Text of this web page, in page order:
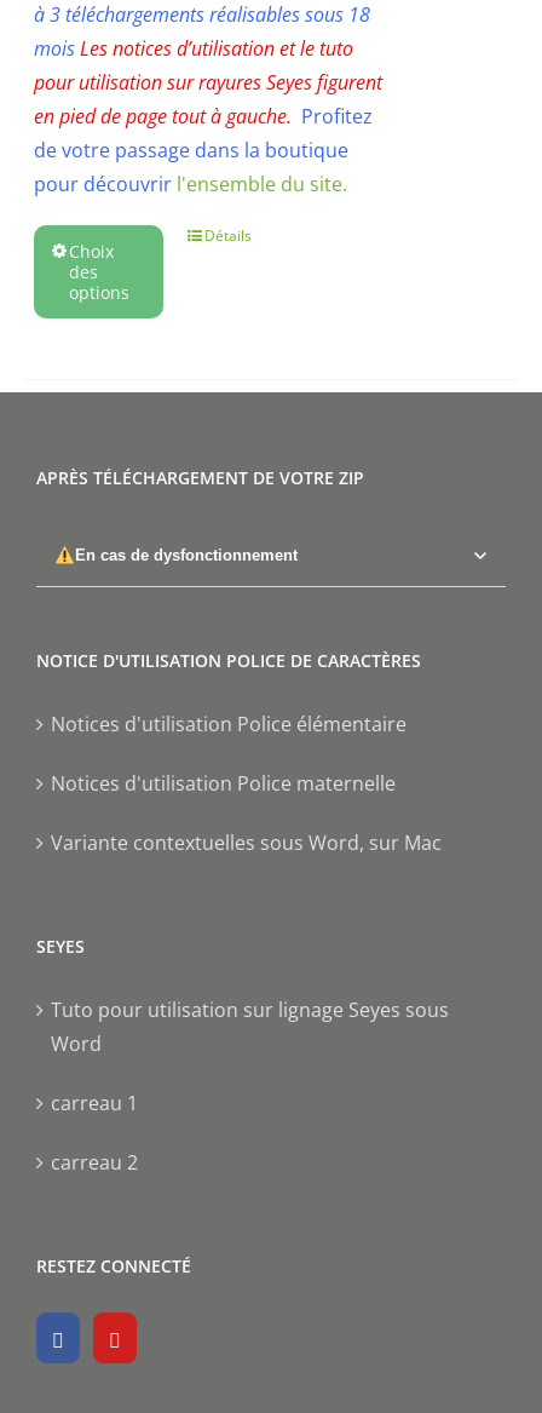
à 3 téléchargements réalisables sous 18
moisLes notices d’utilisation et le tuto
pour utilisation sur rayures Seyes figurent
en pied de page tout à gauche. Profitez
de votre passage dans la boutique
pour découvrir l'ensemble du site.
Choix
des
options
Détails
APRÈS TÉLÉCHARGEMENT DE VOTRE ZIP
En cas de dysfonctionnement
NOTICE D'UTILISATION POLICE DE CARACTÈRES
Notices d'utilisation Police élémentaire
Notices d'utilisation Police maternelle
Variante contextuelles sous Word, sur Mac
SEYES
Tuto pour utilisation sur lignage Seyes sous
Word
carreau 1
carreau 2
RESTEZ CONNECTÉ